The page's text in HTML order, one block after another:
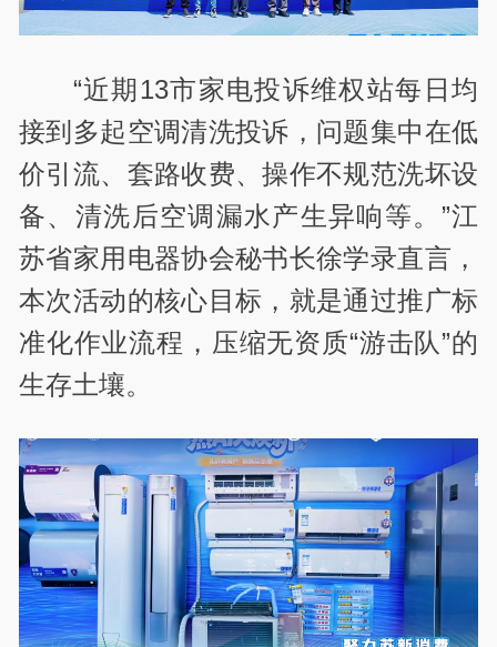
“近期13市家电投诉维权站每日均
接到多起空调清洗投诉，问题集中在低
价引流、套路收费、操作不规范洗坏设
备、清洗后空调漏水产生异响等。”江
苏省家用电器协会秘书长徐学录直言，
本次活动的核心目标，就是通过推广标
准化作业流程，压缩无资质“游击队”的
生存土壤。